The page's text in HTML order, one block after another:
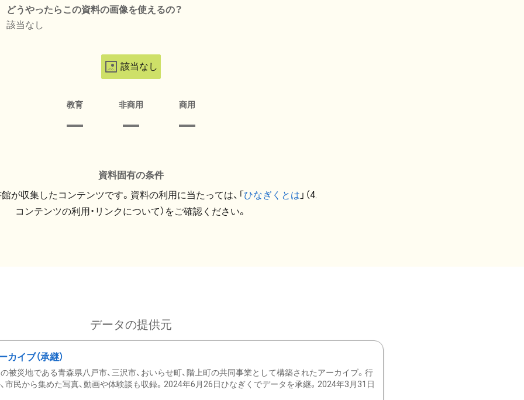
どうやったらこの資料の画像を使えるの？
該当なし
該当なし
教育 非商用 商用
資料固有の条件
が収集したコンテンツです。資料の利用に当たっては、「ひなぎくとは 」（4.
コンテンツの利用・リンクについて）をご確認ください。
データの提供元
イブ（承継）
被災地である青森県八戸市、三沢市、おいらせ町、階上町の共同事業として構築されたアーカイブ。行
市民から集めた写真、動画や体験談も収録。2024年6月26日ひなぎくでデータを承継。2024年3月31日